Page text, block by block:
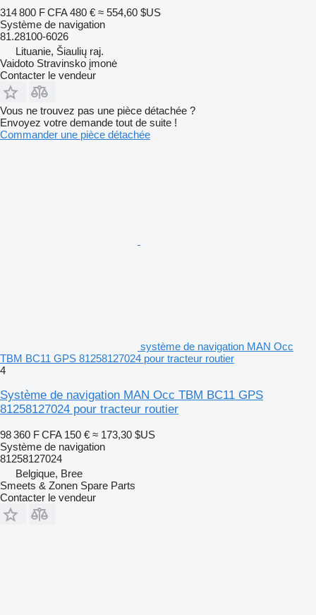
314 800 F CFA 480 € ≈ 554,60 $US
Système de navigation
81.28100-6026
Lituanie, Šiaulių raj.
Vaidoto Stravinsko įmonė
Contacter le vendeur
Vous ne trouvez pas une pièce détachée ?
Envoyez votre demande tout de suite !
Commander une pièce détachée
système de navigation MAN Occ
TBM BC11 GPS 81258127024 pour tracteur routier
4
Système de navigation MAN Occ TBM BC11 GPS
81258127024 pour tracteur routier
98 360 F CFA 150 € ≈ 173,30 $US
Système de navigation
81258127024
Belgique, Bree
Smeets & Zonen Spare Parts
Contacter le vendeur